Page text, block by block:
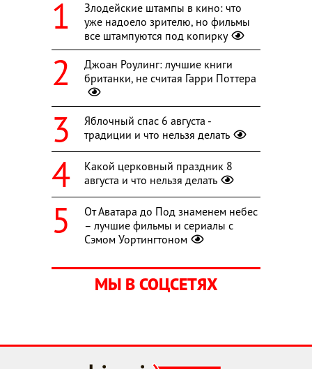
Злодейские штампы в кино: что
уже надоело зрителю, но фильмы
все штампуются под копирку
Джоан Роулинг: лучшие книги
британки, не считая Гарри Поттера
Яблочный спас 6 августа -
традиции и что нельзя делать
Какой церковный праздник 8
августа и что нельзя делать
От Аватара до Под знаменем небес
– лучшие фильмы и сериалы с
Сэмом Уортингтоном
МЫ В СОЦСЕТЯХ